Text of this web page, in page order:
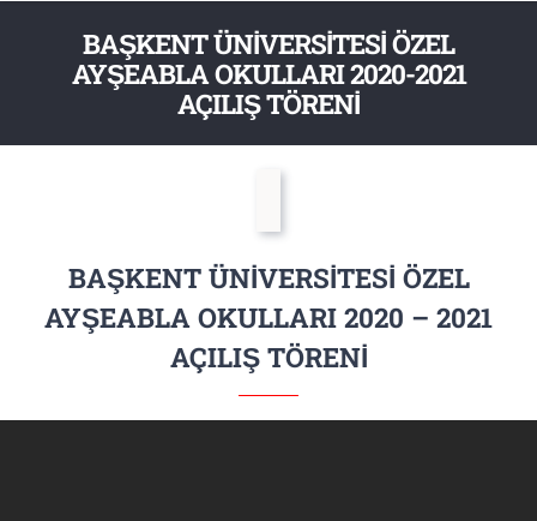
BAŞKENT ÜNİVERSİTESİ ÖZEL
AYŞEABLA OKULLARI 2020-2021
AÇILIŞ TÖRENİ
BAŞKENT ÜNİVERSİTESİ ÖZEL
AYŞEABLA OKULLARI 2020 – 2021
AÇILIŞ TÖRENİ